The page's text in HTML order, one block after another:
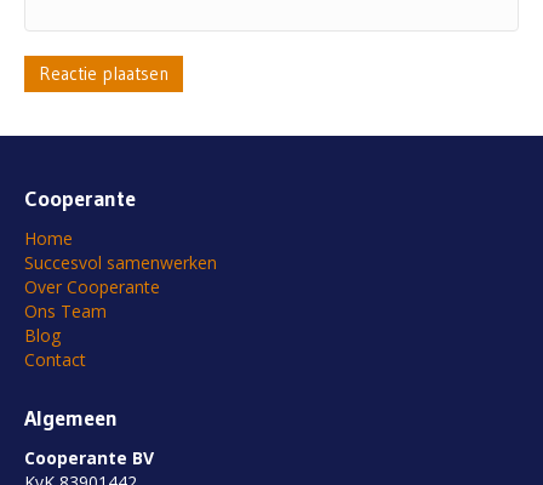
Cooperante
Home
Succesvol samenwerken
Over Cooperante
Ons Team
Blog
Contact
Algemeen
Cooperante BV